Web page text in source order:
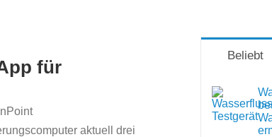
für
aktuell drei
Beliebt